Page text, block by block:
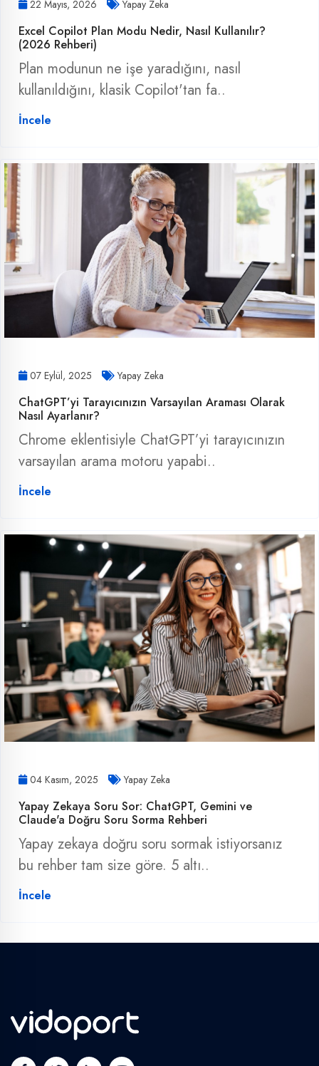
22 Mayıs, 2026 Yapay Zeka
Excel Copilot Plan Modu Nedir, Nasıl Kullanılır?
(2026 Rehberi)
Plan modunun ne işe yaradığını, nasıl
kullanıldığını, klasik Copilot'tan fa..
İncele
07 Eylül, 2025 Yapay Zeka
ChatGPT’yi Tarayıcınızın Varsayılan Araması Olarak
Nasıl Ayarlanır?
Chrome eklentisiyle ChatGPT’yi tarayıcınızın
varsayılan arama motoru yapabi..
İncele
04 Kasım, 2025 Yapay Zeka
Yapay Zekaya Soru Sor: ChatGPT, Gemini ve
Claude'a Doğru Soru Sorma Rehberi
Yapay zekaya doğru soru sormak istiyorsanız
bu rehber tam size göre. 5 altı..
İncele